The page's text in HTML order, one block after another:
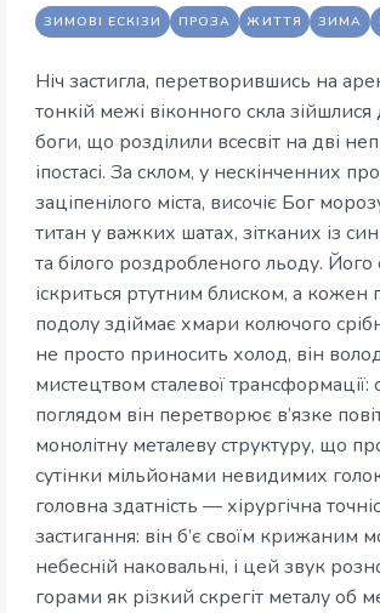
ЗИМОВІ ЕСКІЗИ ПРОЗА ЖИТТЯ ЗИМА
Ніч застигла, перетворившись на
тонкій межі віконного скла
боги, що розділили всесвіт на дві
іпостасі. За склом, у нескінченних
заціпенілого міста, височіє Бог
титан у важких шатах, зітканих із
та білого роздробленого льоду.
іскриться ртутним блиском, а кожен
подолу здіймає хмари колючого
не просто приносить холод, він
мистецтвом сталевої
поглядом він перетворює в’язке
монолітну металеву структуру, що
сутінки мільйонами невидимих
головна здатність — хірургічна
застигання: він б’є своїм крижаним
небесній наковальні, і цей звук
горами як різкий скрегіт металу об